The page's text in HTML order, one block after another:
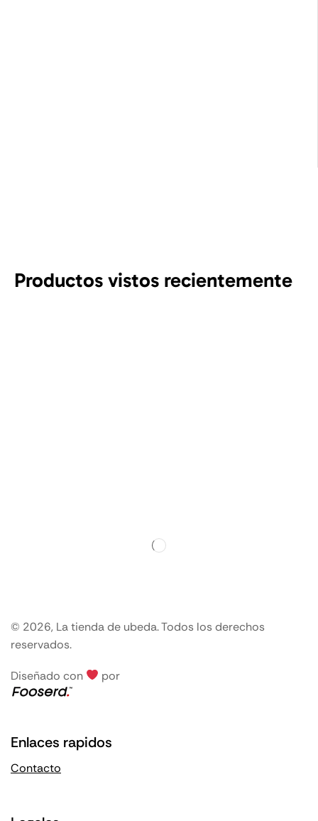
Productos vistos recientemente
© 2026, La tienda de ubeda. Todos los derechos
reservados.
Diseñado con por
Enlaces rapidos
Contacto